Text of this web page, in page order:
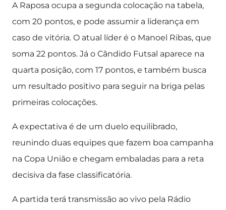
A Raposa ocupa a segunda colocação na tabela,
com 20 pontos, e pode assumir a liderança em
caso de vitória. O atual líder é o Manoel Ribas, que
soma 22 pontos. Já o Cândido Futsal aparece na
quarta posição, com 17 pontos, e também busca
um resultado positivo para seguir na briga pelas
primeiras colocações.
A expectativa é de um duelo equilibrado,
reunindo duas equipes que fazem boa campanha
na Copa União e chegam embaladas para a reta
decisiva da fase classificatória.
A partida terá transmissão ao vivo pela Rádio